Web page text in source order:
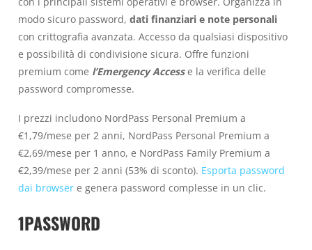
modo sicuro password, dati finanziari e note personali
con crittografia avanzata. Accesso da qualsiasi dispositivo
e possibilità di condivisione sicura. Offre funzioni
premium come l’Emergency Accesse la verifica delle
password compromesse.
I prezzi includono NordPass Personal Premium a
€1,79/mese per 2 anni, NordPass Personal Premium a
€2,69/mese per 1 anno, e NordPass Family Premium a
€2,39/mese per 2 anni (53% di sconto). Esporta password
dai browser e genera password complesse in un clic.
1PASSWORD